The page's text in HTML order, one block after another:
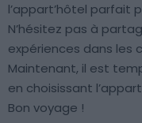
l’appart’hôtel parfait
N’hésitez pas à
expériences dans les
Maintenant, il est
en choisissant
Bon voyage !